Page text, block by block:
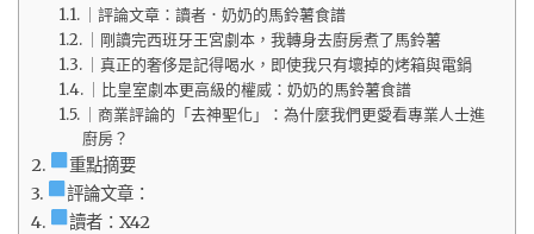
｜評論文章：讀者．奶奶的馬鈴薯食譜
｜剛讀完西班牙王宮劇本，我轉身去廚房煮了馬鈴薯
｜真正的奢侈是記得喝水，即使我只有壞掉的烤箱與電鍋
｜比皇室劇本更高級的權威：奶奶的馬鈴薯食譜
｜商業評論的「去神聖化」：為什麼我們更愛看專業人士進
廚房？
重點摘要
評論文章：
讀者：X42